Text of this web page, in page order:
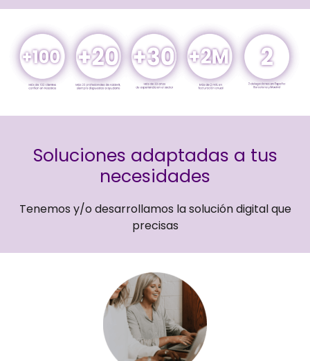
Soluciones adaptadas a tus
necesidades
Tenemos y/o desarrollamos la solución digital que
precisas